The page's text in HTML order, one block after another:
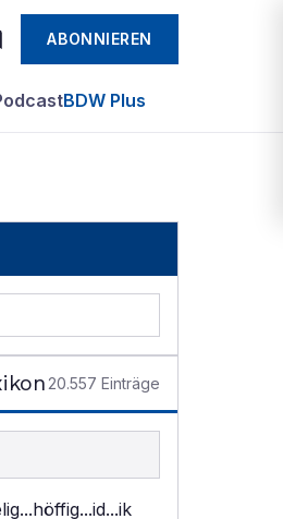
ABONNIEREN
BDW Plus
20.557 Einträge
...höffig...id...ik